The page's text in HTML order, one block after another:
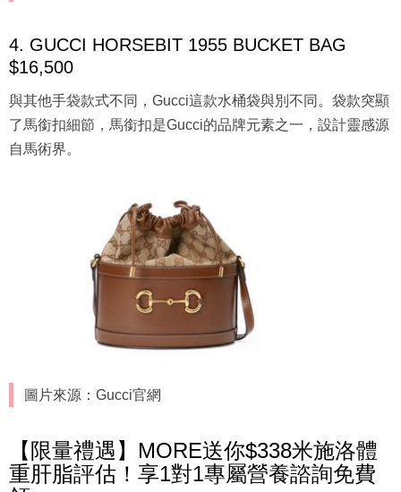
4. GUCCI HORSEBIT 1955 BUCKET BAG
$16,500
與其他手袋款式不同，Gucci這款水桶袋與別不同。袋款突顯
了馬銜扣細節，馬銜扣是Gucci的品牌元素之一，設計靈感源
自馬術界。
圖片來源：Gucci官網
【限量禮遇】MORE送你$338米施洛體
重肝脂評估！享1對1專屬營養諮詢免費